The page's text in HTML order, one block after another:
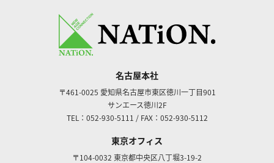
名古屋本社
〒461-0025 愛知県名古屋市東区徳川一丁目901
サンエース徳川2F
TEL：052-930-5111 / FAX：052-930-5112
東京オフィス
〒104-0032 東京都中央区八丁堀3-19-2